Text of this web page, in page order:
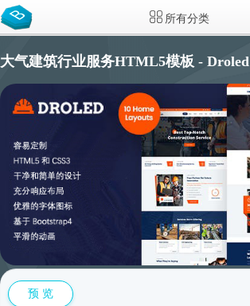
所有分类
大气建筑行业服务HTML5模板 - Droled
预 览